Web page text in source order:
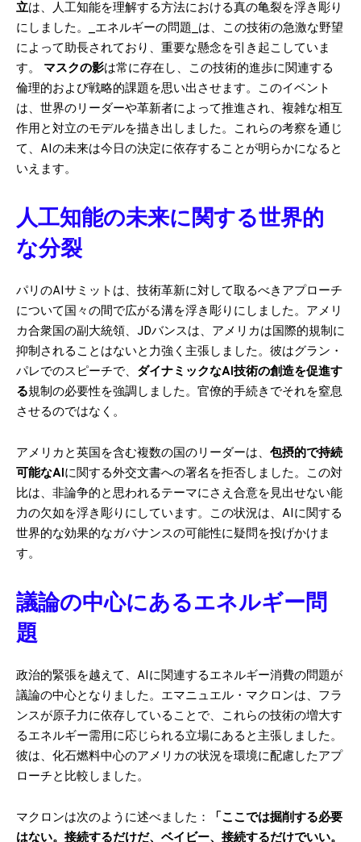
立は、人工知能を理解する方法における真の亀裂を浮き彫り
にしました。_エネルギーの問題_は、この技術の急激な野望
によって助長されており、重要な懸念を引き起こしていま
す。 マスクの影は常に存在し、この技術的進歩に関連する
倫理的および戦略的課題を思い出させます。このイベント
は、世界のリーダーや革新者によって推進され、複雑な相互
作用と対立のモデルを描き出しました。これらの考察を通じ
て、AIの未来は今日の決定に依存することが明らかになると
いえます。
人工知能の未来に関する世界的
な分裂
パリのAIサミットは、技術革新に対して取るべきアプローチ
について国々の間で広がる溝を浮き彫りにしました。アメリ
カ合衆国の副大統領、JDバンスは、アメリカは国際的規制に
抑制されることはないと力強く主張しました。彼はグラン・
パレでのスピーチで、 ダイナミックなAI技術の創造を促進す
る規制の必要性を強調しました。官僚的手続きでそれを窒息
させるのではなく。
アメリカと英国を含む複数の国のリーダーは、 包摂的で持続
可能なAIに関する外交文書への署名を拒否しました。この対
比は、非論争的と思われるテーマにさえ合意を見出せない能
力の欠如を浮き彫りにしています。この状況は、AIに関する
世界的な効果的なガバナンスの可能性に疑問を投げかけま
す。
議論の中心にあるエネルギー問
題
政治的緊張を越えて、AIに関連するエネルギー消費の問題が
議論の中心となりました。エマニュエル・マクロンは、フラ
ンスが原子力に依存していることで、これらの技術の増大す
るエネルギー需用に応じられる立場にあると主張しました。
彼は、化石燃料中心のアメリカの状況を環境に配慮したアプ
ローチと比較しました。
マクロンは次のように述べました：
「ここでは掘削する必要
はない。接続するだけだ、ベイビー、接続するだけでいい。